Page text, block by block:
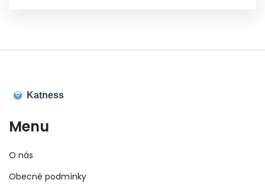
Menu
O nás
Obecné podmínky